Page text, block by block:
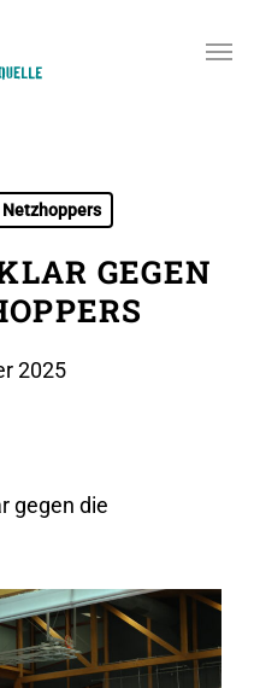
Netzhoppers
GEGEN
2025
gegen die